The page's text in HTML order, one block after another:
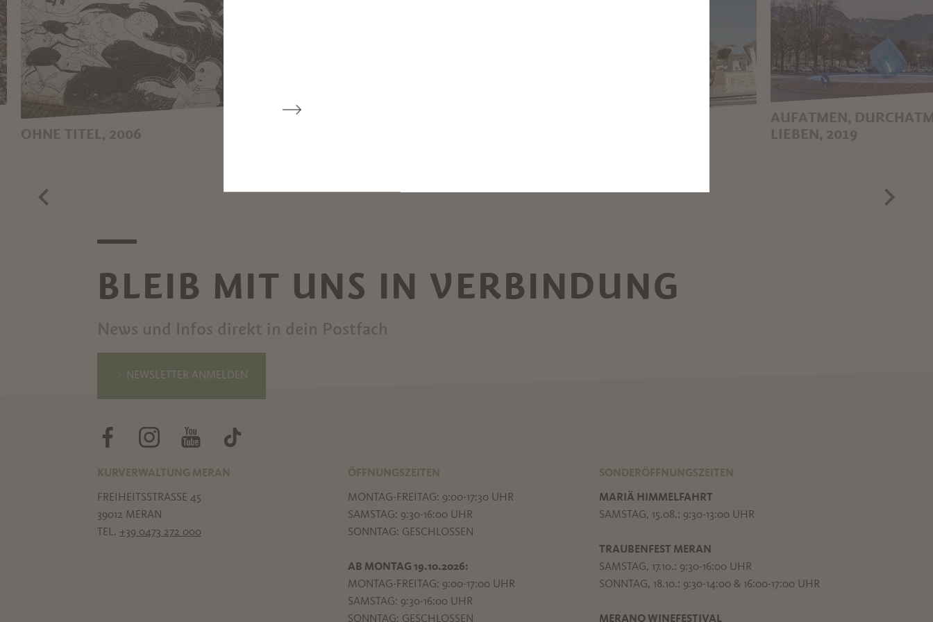
OHNE TITEL, 2006
AUFATMEN,
LIEBEN, 2019
BLEIB MIT UNS IN VERBINDUNG
News und Infos direkt in dein Postfach
NEWSLETTER ANMELDEN
KURVERWALTUNG MERAN
FREIHEITSSTRASSE 45
39012 MERAN
TEL. +39 0473 272 000
ÖFFNUNGSZEITEN
MONTAG-FREITAG: 9:00-17:30 UHR
SAMSTAG: 9:30-16:00 UHR
SONNTAG: GESCHLOSSEN
AB MONTAG 19.10.2026:
MONTAG-FREITAG: 9:00-17:00 UHR
SAMSTAG: 9:30-16:00 UHR
SONNTAG: GESCHLOSSEN
SONDERÖFFNUNGSZEITEN
MARIÄ HIMMELFAHRT
SAMSTAG, 15.08.: 9:30-13:00 UHR
TRAUBENFEST MERAN
SAMSTAG, 17.10.: 9:30-16:00 UHR
SONNTAG, 18.10.: 9:30-14:00 & 16:00-17:00 UHR
MERANO WINEFESTIVAL